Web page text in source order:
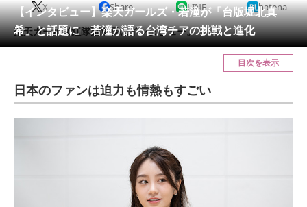
会員記事
メディア
ITの今と未来を見通す
進化するPCとデバイスの未来
好きが集まる 比べて選べる
【インタビュー】楽天ガールズ・若潼が「台版堀北真
希」と話題に 若潼が語る台湾チアの挑戦と進化
X Share LINE hatena
楽天ガールズ紅隊副隊長にインタビュー。
目次を表示
日本のファンは迫力も情熱もすごい